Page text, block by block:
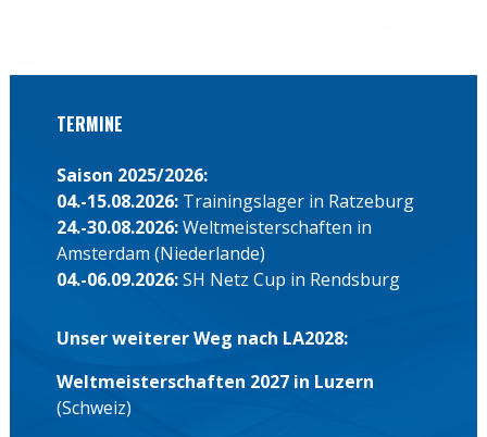
TERMINE
Saison 2025/2026:
04.-15.08.2026: Trainingslager in Ratzeburg
24.-30.08.2026:Weltmeisterschaften in
Amsterdam (Niederlande)
04.-06.09.2026:SH Netz Cup in Rendsburg
Unser weiterer Weg nach LA2028:
Weltmeisterschaften 2027 in Luzern
(Schweiz)